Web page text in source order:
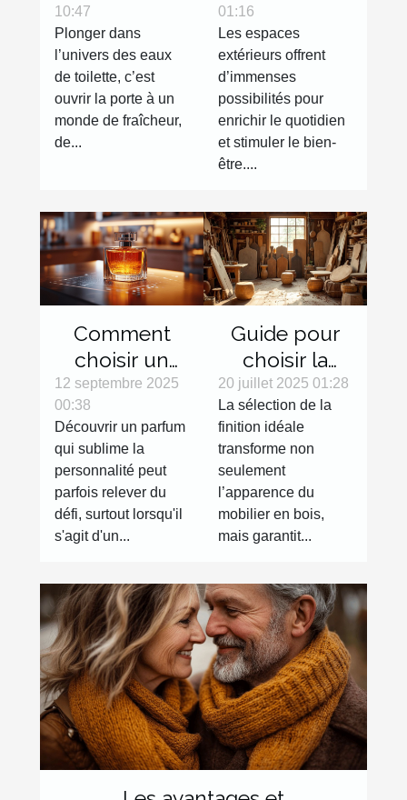
toilette pour
une fraîcheur
durable ?
10:47
Plonger dans
l’univers des eaux
de toilette, c’est
ouvrir la porte à un
monde de fraîcheur,
de...
des espaces
extérieurs
avec des
activités
variées ?
01:16
Les espaces
extérieurs offrent
d’immenses
possibilités pour
enrichir le quotidien
et stimuler le bien-
être....
Comment
choisir un
parfum en
ligne sans
l'essayer ?
12 septembre 2025
00:38
Découvrir un parfum
qui sublime la
personnalité peut
parfois relever du
défi, surtout lorsqu'il
s'agit d'un...
Guide pour
choisir la
finition
parfaite pour
votre mobilier
en bois
20 juillet 2025 01:28
La sélection de la
finition idéale
transforme non
seulement
l’apparence du
mobilier en bois,
mais garantit...